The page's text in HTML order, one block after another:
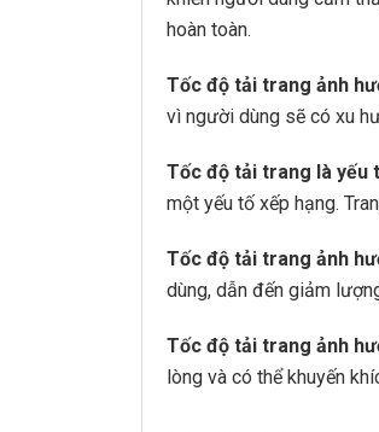
hoàn toàn.
Tốc độ tải trang ảnh
vì người dùng sẽ có xu
Tốc độ tải trang là yếu
một yếu tố xếp hạng.
Tốc độ tải trang ảnh
dùng, dẫn đến giảm
Tốc độ tải trang ảnh
lòng và có thể khuyến